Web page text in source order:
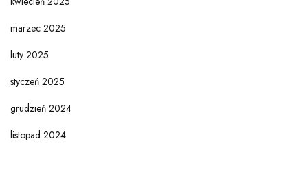
marzec 2025
luty 2025
styczeń 2025
grudzień 2024
listopad 2024